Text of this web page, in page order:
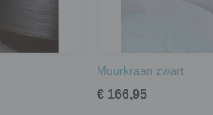
Muurkraan zwart
€ 166,95